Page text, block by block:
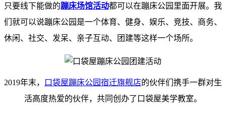
只要线下能做的蹦床场馆活动都可以在蹦床公园里面开展。我
们就可以说蹦床公园是一个体育、健身、娱乐、竞技、商务、
休闲、社交、发呆、亲子互动、团建等这样一个场所。
2019年末， 口袋屋蹦床公园宿迁旗舰店的伙伴们携手一群对生
活高度热爱的伙伴，共同创办了口袋屋美学教室。